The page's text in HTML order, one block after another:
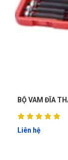
BỘ DỤNG CỤ
Liên hệ